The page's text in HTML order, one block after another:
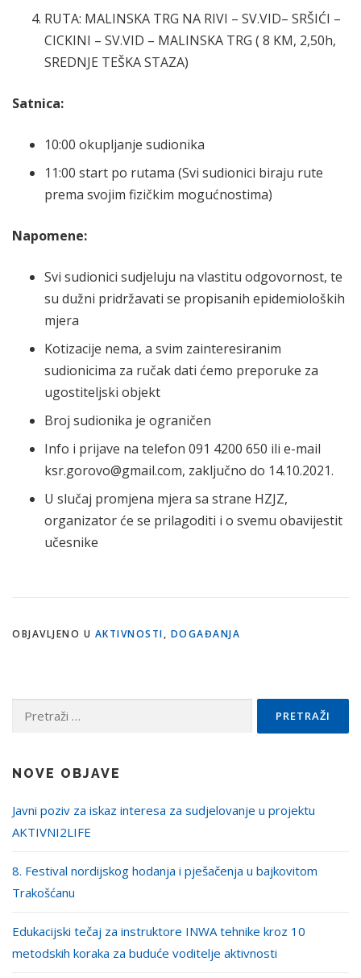
RUTA: MALINSKA TRG NA RIVI – SV.VID– SRŠIĆI –
CICKINI – SV.VID – MALINSKA TRG ( 8 KM, 2,50h,
SREDNJE TEŠKA STAZA)
Satnica:
10:00 okupljanje sudionika
11:00 start po rutama (Svi sudionici biraju rute
prema svojim fizičkim mogućnostima)
Napomene:
Svi sudionici sudjeluju na vlastitu odgovornost, te
su dužni pridržavati se propisanih epidemioloških
mjera
Kotizacije nema, a svim zainteresiranim
sudionicima za ručak dati ćemo preporuke za
ugostiteljski objekt
Broj sudionika je ograničen
Info i prijave na telefon 091 4200 650 ili e-mail
ksr.gorovo@gmail.com, zaključno do 14.10.2021.
U slučaj promjena mjera sa strane HZJZ,
organizator će se prilagoditi i o svemu obavijestit
učesnike
OBJAVLJENO U AKTIVNOSTI, DOGAĐANJA
Pretraži:
NOVE OBJAVE
Javni poziv za iskaz interesa za sudjelovanje u projektu
AKTIVNI2LIFE
8. Festival nordijskog hodanja i pješačenja u bajkovitom
Trakošćanu
Edukacijski tečaj za instruktore INWA tehnike kroz 10
metodskih koraka za buduće voditelje aktivnosti